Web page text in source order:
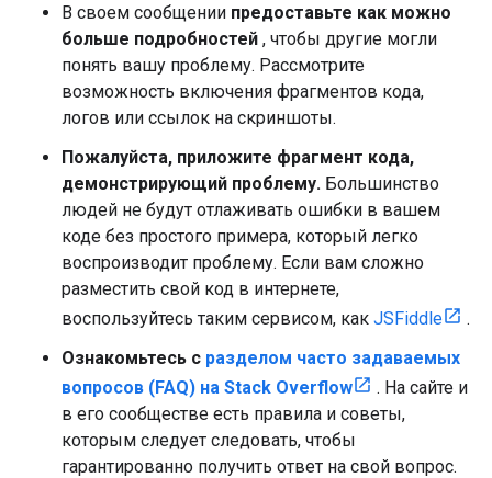
В своем сообщении предоставьте как можно
больше подробностей , чтобы другие могли
понять вашу проблему. Рассмотрите
возможность включения фрагментов кода,
логов или ссылок на скриншоты.
Пожалуйста, приложите фрагмент кода,
демонстрирующий проблему. Большинство
людей не будут отлаживать ошибки в вашем
коде без простого примера, который легко
воспроизводит проблему. Если вам сложно
разместить свой код в интернете,
воспользуйтесь таким сервисом, как JSFiddle
.
Ознакомьтесь с разделом часто задаваемых
вопросов (FAQ) на Stack Overflow
. На сайте и
в его сообществе есть правила и советы,
которым следует следовать, чтобы
гарантированно получить ответ на свой вопрос.